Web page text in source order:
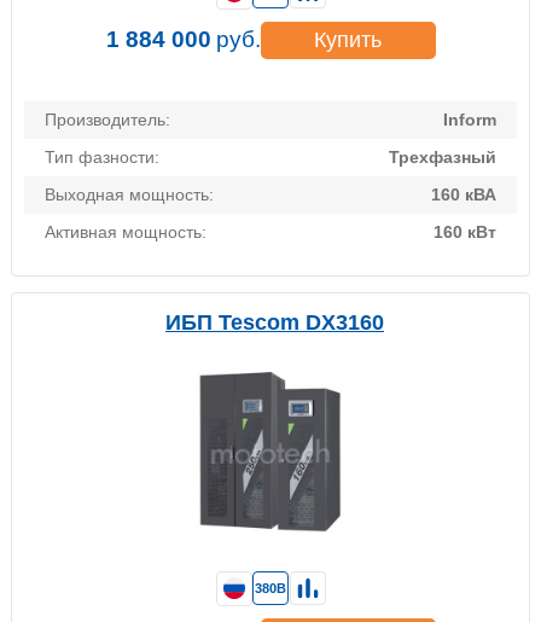
Производитель:
Inform
Тип фазности:
Трехфазный
Выходная мощность:
160 кВА
Активная мощность:
160 кВт
1 884 000 руб. Купить
ИБП Tescom DX3160
380В